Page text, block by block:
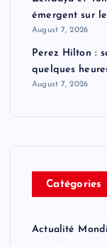
émergent sur
August 7, 2026
Perez Hilton :
quelques
August 7, 2026
Catégories
Actualité